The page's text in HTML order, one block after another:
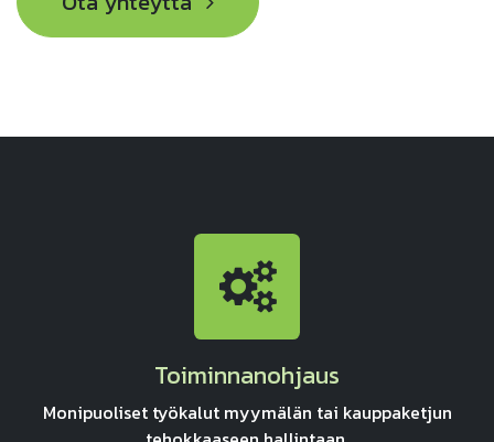
Toiminnanohjaus
Monipuoliset työkalut myymälän tai kauppaketjun